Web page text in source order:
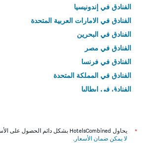
الفنادق في إندونيسيا
الفنادق في الامارات العربية المتحدة
الفنادق في البحرين
الفنادق في مصر
الفنادق في فرنسا
الفنادق في المملكة المتحدة
الفنادق في إيطاليا
*
يحاول HotelsCombined بشكل دائم الحصول على الأسعار الدقيقة، ولكن
لا يمكن ضمان الأسعار .